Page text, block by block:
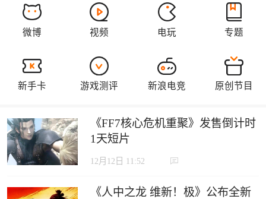
《FF7核心危机重聚》发售倒计时
1天短片
12月12日 11:52
《人中之龙 维新！极》公布全新